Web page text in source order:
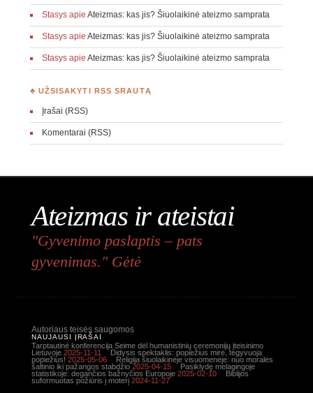
Stasysapie Ateizmas: kas jis? Šiuolaikinė ateizmo samprata
Stasysapie Ateizmas: kas jis? Šiuolaikinė ateizmo samprata
Stasysapie Ateizmas: kas jis? Šiuolaikinė ateizmo samprata
♣ UŽSISAKYTI RSS SRAUTĄ
Įrašai (RSS)
Komentarai (RSS)
Ateizmas ir ateistai
"Gyvenimo paslaptis – pats
gyvenimas." Gėtė
Autoriaus teisės saugomos
NAUJAUSI ĮRAŠAI
Tarptautinė konferencija Seime dėl humanistinių ceremonijų įteisinimo
Lietuvoje 2025-11-11
Didysis spektaklis: popiežius mirė, tegyvuoja
popiežius! 2025-05-06
Religija šiuolaikinėje visuomenėje: nuo moralės
šaltinio iki pažangos stabdžio 2025-04-15
Pasiklydę melagingoje
statistikoje: degančios bažnyčios Europoje 2025-02-10
Biblijos
suformuotas požiūris į moterį 2024-11-27